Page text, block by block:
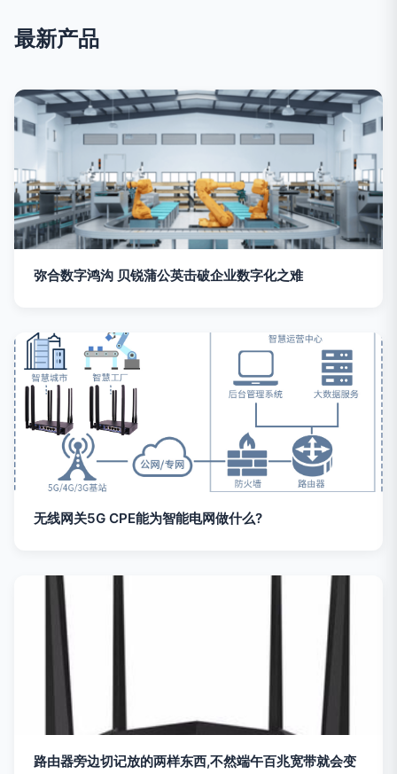
最新产品
弥合数字鸿沟 贝锐蒲公英击破企业数字化之难
无线网关5G CPE能为智能电网做什么?
路由器旁边切记放的两样东西,不然端午百兆宽带就会变